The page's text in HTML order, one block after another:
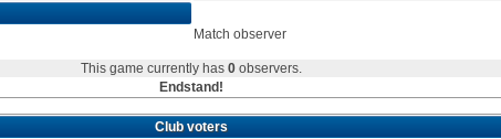
Match observer
This game currently has 0 observers.
Endstand!
Club voters